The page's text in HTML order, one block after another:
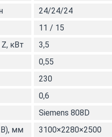
24/24/24
11 / 15
кВт
3,5
0,55
230
0,6
Siemens 808D
мм
3100×2280×2500